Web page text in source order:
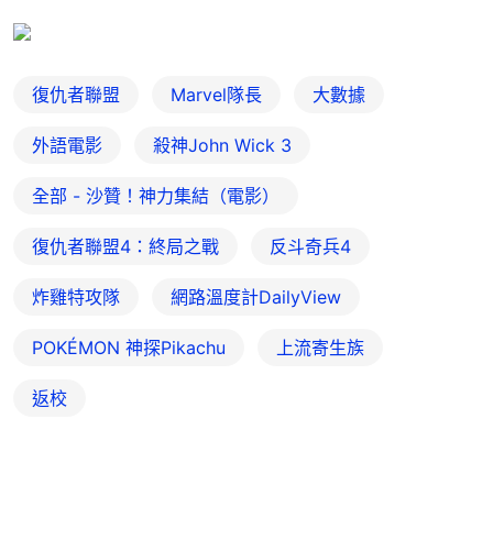
復仇者聯盟 Marvel隊長 大數據
外語電影 殺神John Wick 3
全部 - 沙贊！神力集結（電影）
復仇者聯盟4：終局之戰 反斗奇兵4
炸雞特攻隊 網路溫度計DailyView
POKÉMON 神探Pikachu 上流寄生族
返校